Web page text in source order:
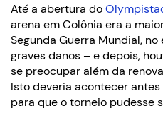
Até a abertura do
arena em Colônia era a
Segunda Guerra Mundial,
graves danos – e depois,
se preocupar além da
Isto deveria acontecer
para que o torneio pudesse